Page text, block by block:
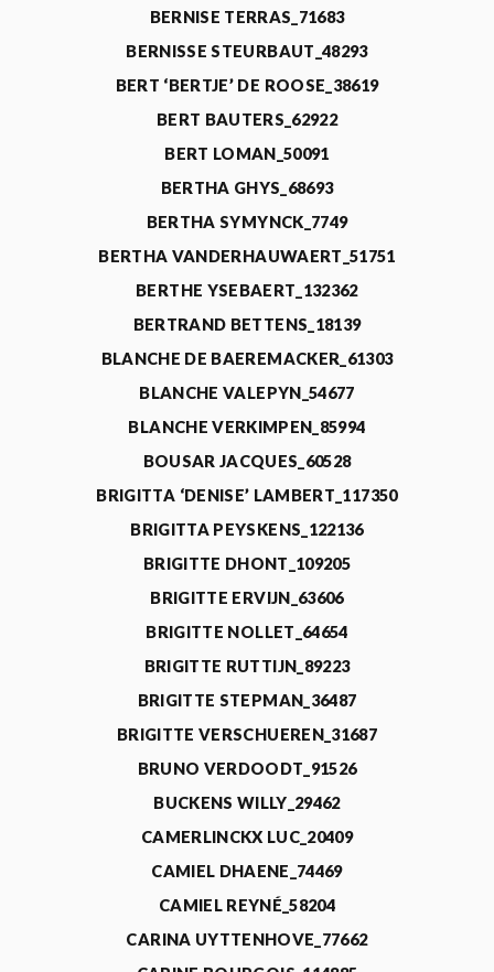
BERNISE TERRAS_71683
BERNISSE STEURBAUT_48293
BERT ‘BERTJE’ DE ROOSE_38619
BERT BAUTERS_62922
BERT LOMAN_50091
BERTHA GHYS_68693
BERTHA SYMYNCK_7749
BERTHA VANDERHAUWAERT_51751
BERTHE YSEBAERT_132362
BERTRAND BETTENS_18139
BLANCHE DE BAEREMACKER_61303
BLANCHE VALEPYN_54677
BLANCHE VERKIMPEN_85994
BOUSAR JACQUES_60528
BRIGITTA ‘DENISE’ LAMBERT_117350
BRIGITTA PEYSKENS_122136
BRIGITTE DHONT_109205
BRIGITTE ERVIJN_63606
BRIGITTE NOLLET_64654
BRIGITTE RUTTIJN_89223
BRIGITTE STEPMAN_36487
BRIGITTE VERSCHUEREN_31687
BRUNO VERDOODT_91526
BUCKENS WILLY_29462
CAMERLINCKX LUC_20409
CAMIEL DHAENE_74469
CAMIEL REYNÉ_58204
CARINA UYTTENHOVE_77662